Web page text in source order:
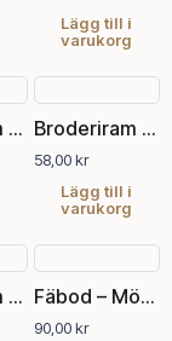
Lägg till i
varukorg
Broderiram 20 cm Broderiram 25 cm
58,00kr
Lägg till i
varukorg
Broderiram 30 cm Fäbod – Mönsterhäfte 16
90,00kr